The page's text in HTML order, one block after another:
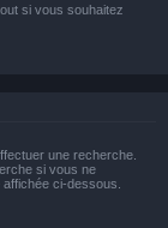
si vous souhaitez
une recherche.
si vous ne
ci-dessous.